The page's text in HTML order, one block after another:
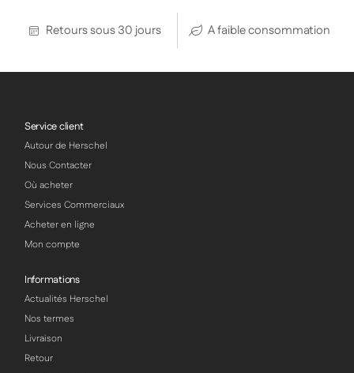
Retours sous 30 jours A faible consommation
Service client
Autour de Herschel
Nous Contacter
Où acheter
Services Commerciaux
Acheter en ligne
Mon compte
Informations
Actualités Herschel
Nos termes
Livraison
Retour